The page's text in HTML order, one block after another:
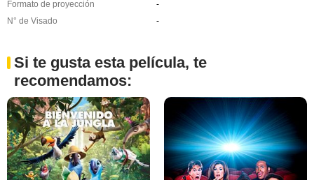
Formato de proyección
-
N° de Visado
-
Si te gusta esta película, te
recomendamos: